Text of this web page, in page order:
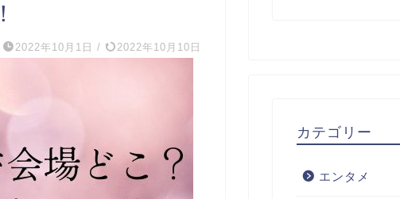
2022年10月1日 / 2022年10月10日
カテゴリー
エンタメ